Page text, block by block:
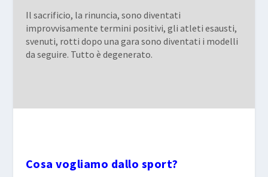
Il sacrificio, la rinuncia, sono diventati
improvvisamente termini positivi, gli atleti esausti,
svenuti, rotti dopo una gara sono diventati i modelli
da seguire. Tutto è degenerato.
Cosa vogliamo dallo sport?